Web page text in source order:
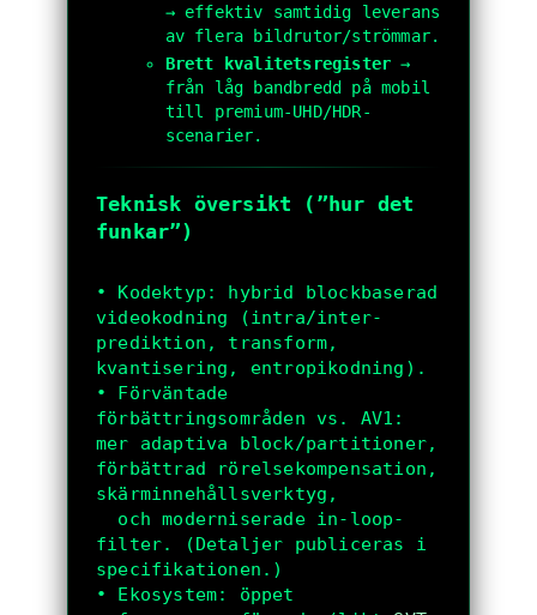
→ effektiv samtidig leverans
av flera bildrutor/strömmar.
Brett kvalitetsregister →
från låg bandbredd på mobil
till premium-UHD/HDR-
scenarier.
Teknisk översikt (”hur det
funkar”)
• Kodektyp: hybrid blockbaserad
videokodning (intra/inter-
prediktion, transform,
kvantisering, entropikodning).
• Förväntade
förbättringsområden vs. AV1:
mer adaptiva block/partitioner,
förbättrad rörelsekompensation,
skärminnehållsverktyg,
filter. (Detaljer publiceras i
specifikationen.)
• Ekosystem: öppet